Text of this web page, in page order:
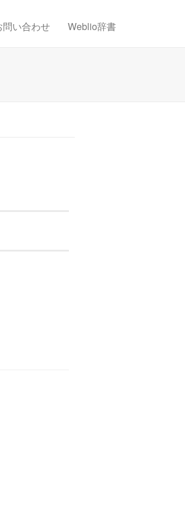
問い合わせ Weblio辞書